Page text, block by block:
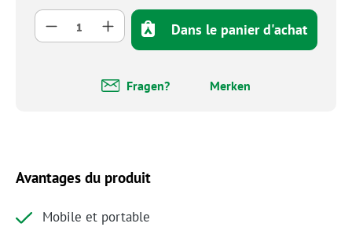
Quantité de produit : Entrez la quantité
Dans le panier d'achat
Fragen? Merken
Avantages du produit
Mobile et portable